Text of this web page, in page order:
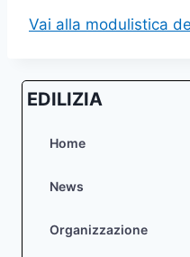
Vai alla modulistica
EDILIZIA
Home
News
Organizzazione